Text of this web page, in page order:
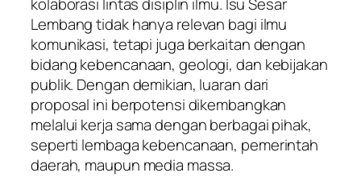
kolaborasi lintas disiplin ilmu. Isu Sesar
Lembang tidak hanya relevan bagi ilmu
komunikasi, tetapi juga berkaitan dengan
bidang kebencanaan, geologi, dan kebijakan
publik. Dengan demikian, luaran dari
proposal ini berpotensi dikembangkan
melalui kerja sama dengan berbagai pihak,
seperti lembaga kebencanaan, pemerintah
daerah, maupun media massa.